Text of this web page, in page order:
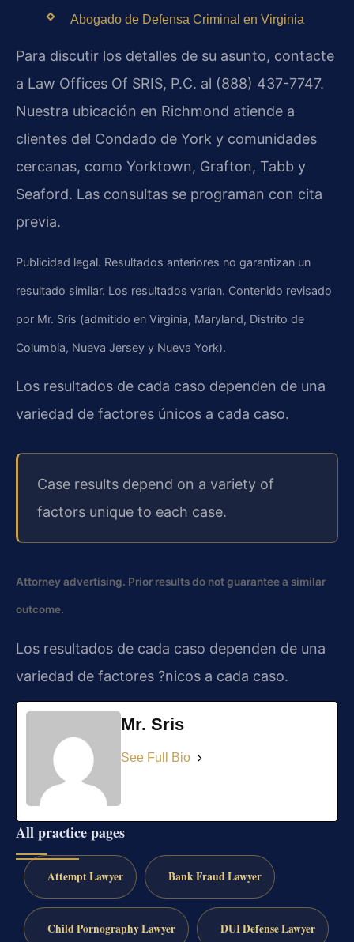
Abogado de Defensa Criminal en Virginia
Para discutir los detalles de su asunto, contacte
a Law Offices Of SRIS, P.C. al (888) 437-7747.
Nuestra ubicación en Richmond atiende a
clientes del Condado de York y comunidades
cercanas, como Yorktown, Grafton, Tabb y
Seaford. Las consultas se programan con cita
previa.
Publicidad legal. Resultados anteriores no garantizan un
resultado similar. Los resultados varían. Contenido revisado
por Mr. Sris (admitido en Virginia, Maryland, Distrito de
Columbia, Nueva Jersey y Nueva York).
Los resultados de cada caso dependen de una
variedad de factores únicos a cada caso.
Case results depend on a variety of
factors unique to each case.
Attorney advertising. Prior results do not guarantee a similar
outcome.
Los resultados de cada caso dependen de una
variedad de factores ?nicos a cada caso.
Mr. Sris
See Full Bio
All practice pages
Attempt Lawyer Bank Fraud Lawyer
Child Pornography Lawyer DUI Defense Lawyer